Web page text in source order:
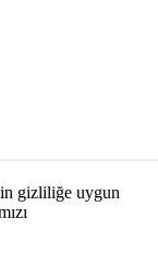
gizliliğe uygun